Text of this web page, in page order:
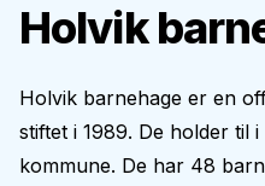
Holvik
Holvik barnehage er en
stiftet i 1989. De holder til
kommune. De har 48